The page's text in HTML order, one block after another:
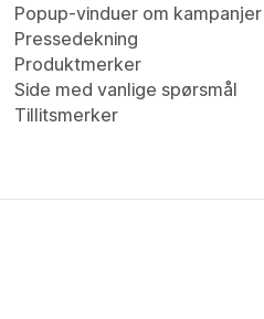
Popup-vinduer om kampanjer
Pressedekning
Produktmerker
Side med vanlige spørsmål
Tillitsmerker